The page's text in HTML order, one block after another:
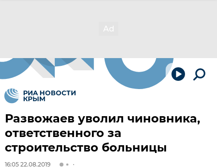
Развожаев уволил чиновника,
ответственного за
строительство больницы
16:05 22.08.2019